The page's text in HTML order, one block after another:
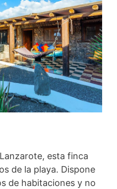
esta finca
de la playa. Dispone
de habitaciones y no